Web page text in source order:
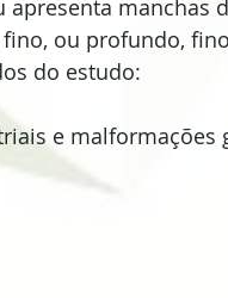
manchas
ou profundo,
do estudo:
e malformações